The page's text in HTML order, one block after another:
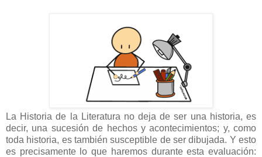
La Historia de la Literatura no deja de ser una historia, es
decir, una sucesión de hechos y acontecimientos; y, como
toda historia, es también susceptible de ser dibujada. Y esto
es precisamente lo que haremos durante esta evaluación: